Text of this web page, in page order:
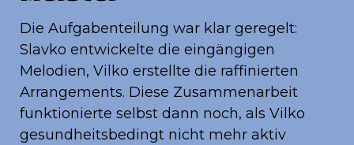
Die Aufgabenteilung war klar geregelt:
Slavko entwickelte die eingängigen
Melodien, Vilko erstellte die raffinierten
Arrangements. Diese Zusammenarbeit
funktionierte selbst dann noch, als Vilko
gesundheitsbedingt nicht mehr aktiv